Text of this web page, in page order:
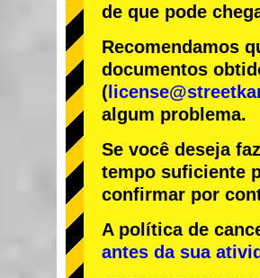
de que pode
Recomendamos
documentos
(
algum problema.
Se você deseja
tempo suficiente
confirmar por
A política de
antes da sua